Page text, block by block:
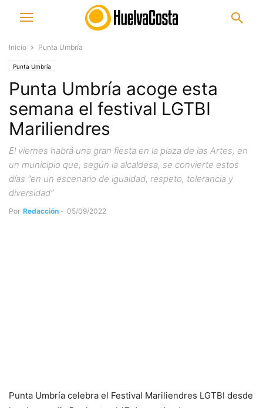
Inicio Punta Umbría
Punta Umbría
Punta Umbría acoge esta
semana el festival LGTBI
Mariliendres
El viernes habrá una gran fiesta en la plaza de las Artes, en
un municipio que, según la alcaldesa, se convierte estos
días “en un escenario de igualdad, respeto, tolerancia y
diversidad”
Por Redacción - 05/09/2022
Punta Umbría celebra el Festival Mariliendres LGTBI desde